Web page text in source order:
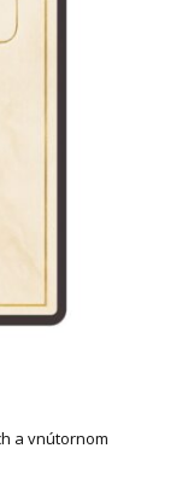
a vnútornom